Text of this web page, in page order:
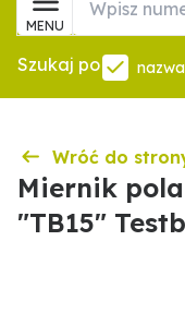
MENU
Szukaj po
Wróć do
Miernik
"TB15"